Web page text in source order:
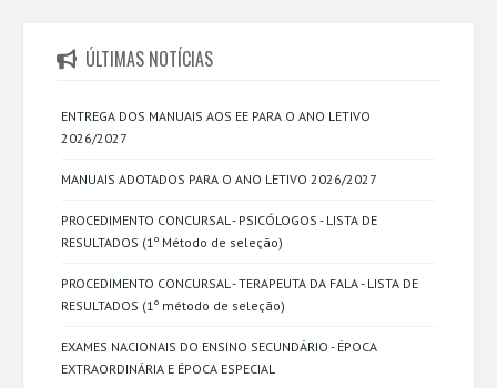
ÚLTIMAS NOTÍCIAS
ENTREGA DOS MANUAIS AOS EE PARA O ANO LETIVO
2026/2027
MANUAIS ADOTADOS PARA O ANO LETIVO 2026/2027
PROCEDIMENTO CONCURSAL - PSICÓLOGOS - LISTA DE
RESULTADOS (1º Método de seleção)
PROCEDIMENTO CONCURSAL - TERAPEUTA DA FALA - LISTA DE
RESULTADOS (1º método de seleção)
EXAMES NACIONAIS DO ENSINO SECUNDÁRIO - ÉPOCA
EXTRAORDINÁRIA E ÉPOCA ESPECIAL